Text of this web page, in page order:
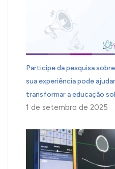
Participe da pesquisa
sua experiência pode
transformar a educação
1 de setembro de 2025